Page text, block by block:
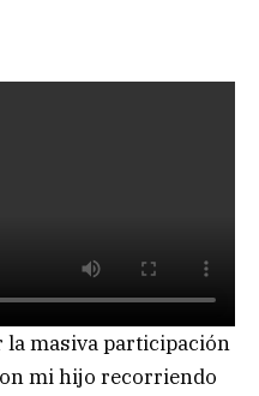
la masiva participación
mi hijo recorriendo